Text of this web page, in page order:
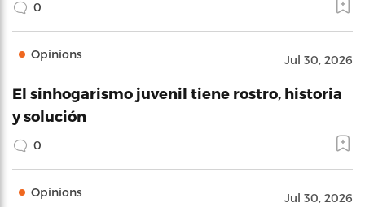
0
Opinions Jul 30, 2026
El sinhogarismo juvenil tiene rostro, historia
y solución
0
Opinions Jul 30, 2026